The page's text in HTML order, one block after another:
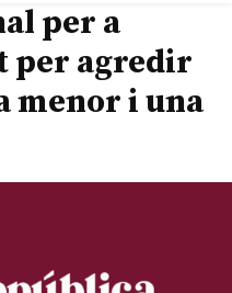
per a
per agredir
menor i una